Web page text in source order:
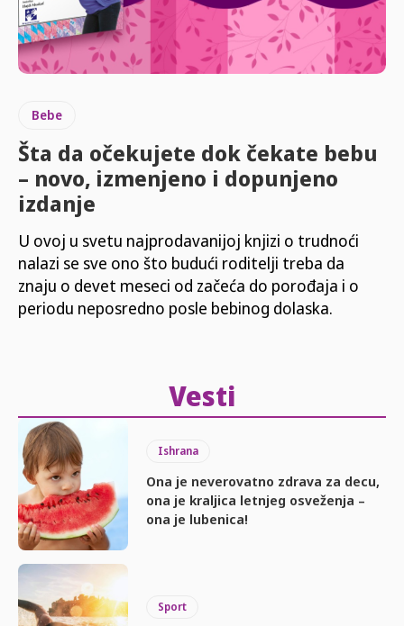
Bebe
Šta da očekujete dok čekate bebu
– novo, izmenjeno i dopunjeno
izdanje
U ovoj u svetu najprodavanijoj knjizi o trudnoći
nalazi se sve ono što budući roditelji treba da
znaju o devet meseci od začeća do porođaja i o
periodu neposredno posle bebinog dolaska.
Vesti
Ishrana
Ona je neverovatno zdrava za decu,
ona je kraljica letnjeg osveženja –
ona je lubenica!
Sport